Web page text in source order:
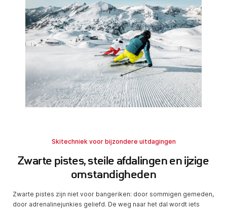
Skitechniek voor bijzondere uitdagingen
Zwarte pistes, steile afdalingen en ijzige
omstandigheden
Zwarte pistes zijn niet voor bangeriken: door sommigen gemeden,
door adrenalinejunkies geliefd. De weg naar het dal wordt iets